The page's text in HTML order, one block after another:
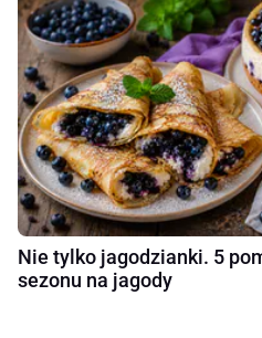
Nie tylko jagodzianki. 5
sezonu na jagody